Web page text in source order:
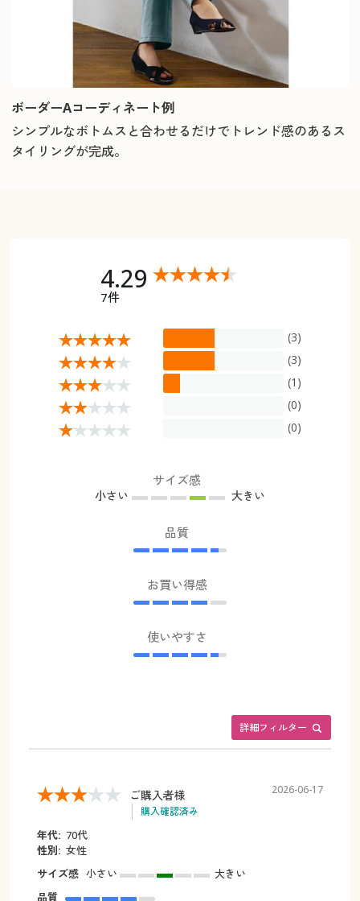
ボーダーAコーディネート例
シンプルなボトムスと合わせるだけでトレンド感のあるス
タイリングが完成。
4.29
7件
(3)
(3)
(1)
(0)
(0)
サイズ感
小さい 大きい
品質
お買い得感
使いやすさ
詳細フィルター
ご購入者様
購入確認済み
2026-06-17
年代: 70代
性別: 女性
サイズ感 小さい
大きい
品質